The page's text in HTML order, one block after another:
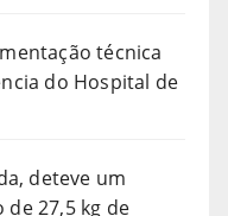
técnica
do Hospital de
deteve um
27,5 kg de